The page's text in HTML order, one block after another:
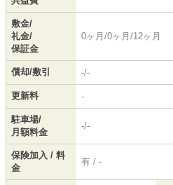
敷金/
礼金/
保証金
0ヶ月/0ヶ月/12ヶ月
償却/敷引 -/-
更新料 -
駐車場/
月額料金
-/-
保険加入 / 料
金
有 / -